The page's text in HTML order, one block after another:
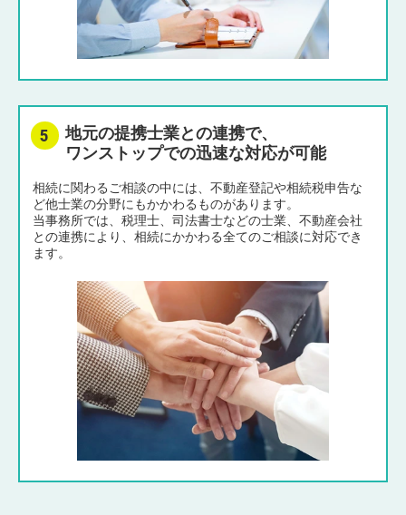
地元の提携士業との連携で、
ワンストップでの迅速な対応が可能
相続に関わるご相談の中には、不動産登記や相続税申告な
ど他士業の分野にもかかわるものがあります。
当事務所では、税理士、司法書士などの士業、不動産会社
との連携により、相続にかかわる全てのご相談に対応でき
ます。